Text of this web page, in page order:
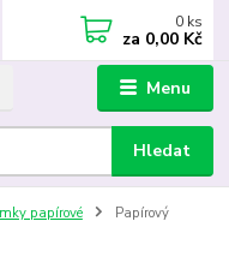
Menu
Hledat
0 ks
za 0,00 Kč
papírové
Papírový